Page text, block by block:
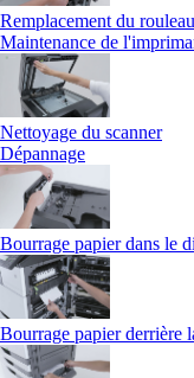
Remplacement du
Maintenance de
Nettoyage du scanner
Dépannage
Bourrage papier dans le
Bourrage papier derrière